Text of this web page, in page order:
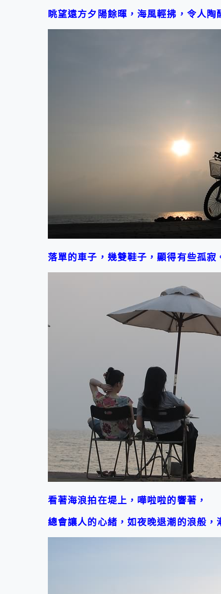
眺望遠方夕陽餘暉，海風輕拂，令人陶
落單的車子，幾雙鞋子，顯得有些孤寂
看著海浪拍在堤上，嘩啦啦的響著，
總會讓人的心緒，如夜晚退潮的浪般，